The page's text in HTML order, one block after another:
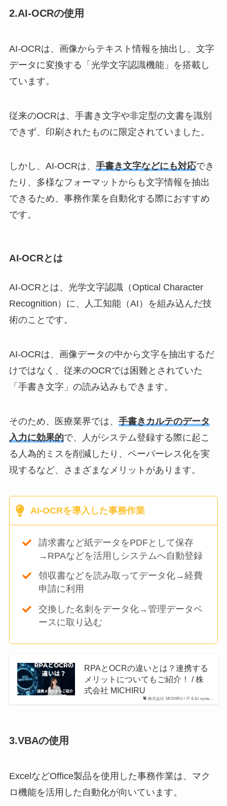
2.AI-OCRの使用
AI-OCRは、画像からテキスト情報を抽出し、文字
データに変換する「光学文字認識機能」を搭載し
ています。
従来のOCRは、手書き文字や非定型の文書を識別
できず、印刷されたものに限定されていました。
しかし、AI-OCRは、 手書き文字などにも対応でき
たり、多様なフォーマットからも文字情報を抽出
できるため、事務作業を自動化する際におすすめ
です。
AI-OCRとは
AI-OCRとは、光学文字認識（Optical Character
Recognition）に、人工知能（AI）を組み込んだ技
術のことです。
AI-OCRは、画像データの中から文字を抽出するだ
けではなく、従来のOCRでは困難とされていた
「手書き文字」の読み込みもできます。
そのため、医療業界では、 手書きカルテのデータ
入力に効果的で、人がシステム登録する際に起こ
る人為的ミスを削減したり、ペーパーレス化を実
現するなど、さまざまなメリットがあります。
AI-OCRを導入した事務作業
請求書など紙データをPDFとして保存
→RPAなどを活用しシステムへ自動登録
領収書などを読み取ってデータ化→経費
申請に利用
交換した名刺をデータ化→管理データベ
ースに取り込む
株式会社 MICHIRU / IT & AI syste…
RPAとOCRの違いとは？連携する
メリットについてもご紹介！ / 株
式会社 MICHIRU
3.VBAの使用
ExcelなどOffice製品を使用した事務作業は、マク
ロ機能を活用した自動化が向いています。